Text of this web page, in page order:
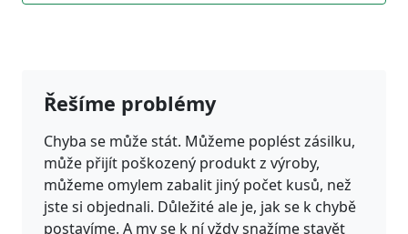
Řešíme problémy
Chyba se může stát. Můžeme poplést zásilku,
může přijít poškozený produkt z výroby,
můžeme omylem zabalit jiný počet kusů, než
jste si objednali. Důležité ale je, jak se k chybě
postavíme. A my se k ní vždy snažíme stavět